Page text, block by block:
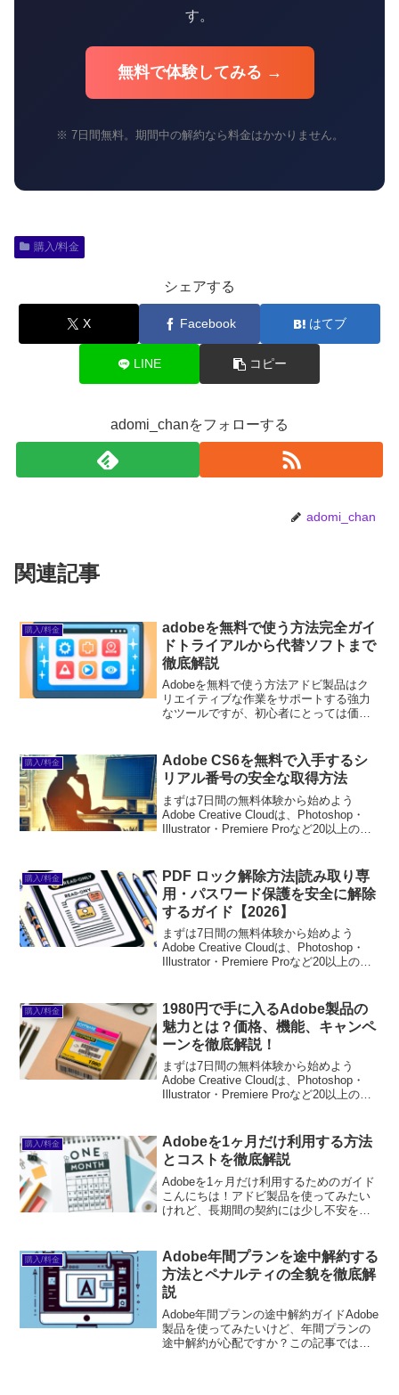
す。
無料で体験してみる →
※ 7日間無料。期間中の解約なら料金はかかりません。
購入/料金
シェアする
X Facebook はてブ
LINE コピー
adomi_chanをフォローする
adomi_chan
関連記事
購入/料金
adobeを無料で使う方法完全ガイ
ドトライアルから代替ソフトまで
徹底解説
Adobeを無料で使う方法アドビ製品はク
リエイティブな作業をサポートする強力
なツールですが、初心者にとっては価格
フトの選び方、学生向けの割引情報など
を紹介します。これを...
購入/料金
Adobe CS6を無料で入手するシ
リアル番号の安全な取得方法
まずは7日間の無料体験から始めよう
Adobe Creative Cloudは、Photoshop・
Illustrator・Premiere Proなど20以上のア
→※...
購入/料金
PDF ロック解除方法|読み取り専
用・パスワード保護を安全に解除
するガイド【2026】
まずは7日間の無料体験から始めよう
Adobe Creative Cloudは、Photoshop・
Illustrator・Premiere Proなど20以上のア
→※...
購入/料金
1980円で手に入るAdobe製品の
魅力とは？価格、機能、キャンペ
ーンを徹底解説！
まずは7日間の無料体験から始めよう
Adobe Creative Cloudは、Photoshop・
Illustrator・Premiere Proなど20以上のア
→※...
購入/料金
Adobeを1ヶ月だけ利用する方法
とコストを徹底解説
Adobeを1ヶ月だけ利用するためのガイド
こんにちは！アドビ製品を使ってみたい
けれど、長期間の契約には少し不安を感
届けします。短期間での利用がどのよう
にできるのか、コ...
購入/料金
Adobe年間プランを途中解約する
方法とペナルティの全貌を徹底解
説
Adobe年間プランの途中解約ガイドAdobe
製品を使ってみたいけど、年間プランの
途中解約が心配ですか？この記事では、